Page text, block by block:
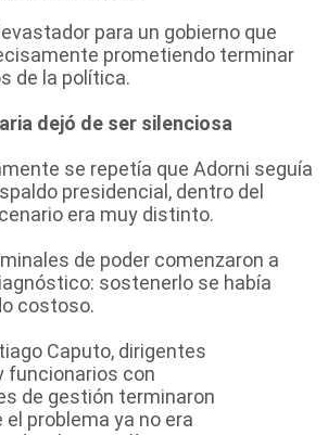
para un gobierno que
prometiendo terminar
de la política.
dejó de ser silenciosa
se repetía que Adorni seguía
presidencial, dentro del
era muy distinto.
de poder comenzaron a
sostenerlo se había
costoso.
Caputo, dirigentes
funcionarios con
de gestión terminaron
problema ya no era